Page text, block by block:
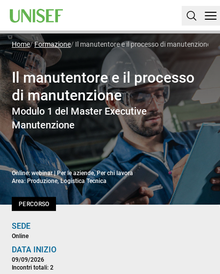
Home Formazione Il manutentore e il processo di manutenzione
Il manutentore e il processo
di manutenzione
Modulo 1 del Master Executive
Manutenzione
Online: webinar | Per le aziende, Per chi lavora
Area: Produzione, Logistica Tecnica
PERCORSO
SEDE
Online
DATA INIZIO
09/09/2026
Incontri totali: 2